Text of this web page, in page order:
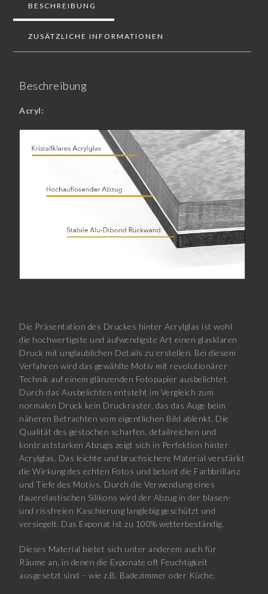
BESCHREIBUNG
ZUSÄTZLICHE INFORMATIONEN
Beschreibung
Acryl:
Die Präsentation des Druckes hinter Acrylglas ist wohl
die hochwertigste und aufwendigste Art einen glasklaren
Druck mit unglaublichen Details zu erstellen. Bei diesem
Verfahren wird das gewählte Motiv mit revolutionärer
Technik auf einem glänzenden Fotopapier ausbelichtet.
Durch das Ausbelichten entsteht im Vergleich zum
normalen Druck kein Druckraster, das das Auge beim
näheren Betrachten vom eigentlichen Bild ablenkt. Die
Qualität des gestochen scharfen, detailreichen und
kontraststarken Abzugs zeigt sich in Perfektion hinter
Acrylglas. Das leichte und bruchsichere Material verstärkt
die Wirkung des echten Fotos und betont die Farbbrillanz
und Tiefe des Motivs. Durch die Verwendung eines
dauerelastischen Silikons wird der Abzug in der blasen-
und rissfreien Kaschierung langlebig geschützt und
versiegelt. Das Exponat ist zu 100% wetterbeständig.
Dieses Material bietet sich unter anderem auch für
Räume an, in denen die Exponate oft Feuchtigkeit
ausgesetzt sind – wie z.B. Badezimmer oder Küche.